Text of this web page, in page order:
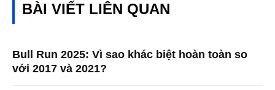
BÀI VIẾT LIÊN QUAN
Bull Run 2025: Vì sao khác biệt hoàn toàn so
với 2017 và 2021?